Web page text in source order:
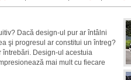
Dacă design-ul pur ar întâlni
şi progresul ar constitui un întreg?
întrebări. Design-ul acestuia
mai mult cu fiecare